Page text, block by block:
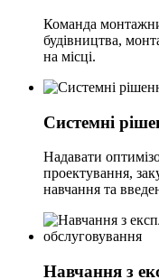
Команда
будівництва,
на місці.
Системні
Надавати
проектування,
навчання та
Навчання з